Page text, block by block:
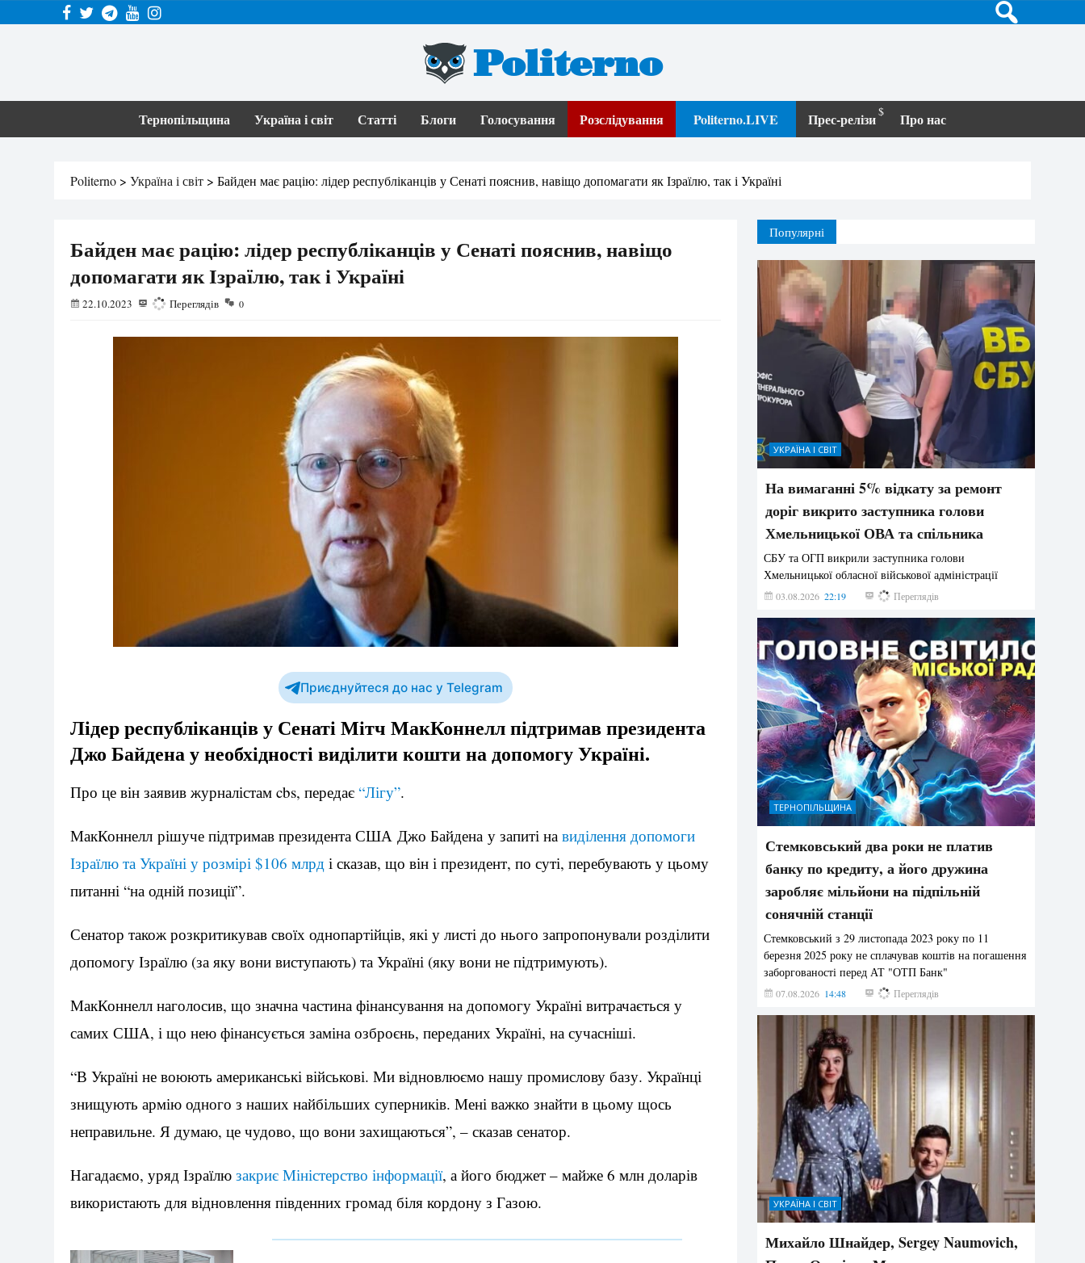
Politerno
Тернопільщина Україна і світ Статті Блоги Голосування Розслідування Politerno.LIVE Прес-релізи Про нас
Politerno > Україна і світ > Байден має рацію: лідер республіканців у Сенаті пояснив, навіщо допомагати як Ізраїлю, так і Україні
Байден має рацію: лідер республіканців у Сенаті пояснив, навіщо
допомагати як Ізраїлю, так і Україні
22.10.2023 624 Переглядів 0
Приєднуйтеся до нас у Telegram
Лідер республіканців у Сенаті Мітч МакКоннелл підтримав президента
Джо Байдена у необхідності виділити кошти на допомогу Україні.
Про це він заявив журналістам cbs, передає “Лігу”.
МакКоннелл рішуче підтримав президента США Джо Байдена у запиті на виділення допомоги
Ізраїлю та Україні у розмірі $106 млрд і сказав, що він і президент, по суті, перебувають у цьому
питанні “на одній позиції”.
Сенатор також розкритикував своїх однопартійців, які у листі до нього запропонували розділити
допомогу Ізраїлю (за яку вони виступають) та Україні (яку вони не підтримують).
МакКоннелл наголосив, що значна частина фінансування на допомогу Україні витрачається у
самих США, і що нею фінансується заміна озброєнь, переданих Україні, на сучасніші.
“В Україні не воюють американські військові. Ми відновлюємо нашу промислову базу. Українці
знищують армію одного з наших найбільших суперників. Мені важко знайти в цьому щось
неправильне. Я думаю, це чудово, що вони захищаються”, – сказав сенатор.
Нагадаємо, уряд Ізраїлю закриє Міністерство інформації, а його бюджет – майже 6 млн доларів
використають для відновлення південних громад біля кордону з Газою.
Популярні
УКРАЇНА І СВІТ
На вимаганні 5% відкату за ремонт
доріг викрито заступника голови
Хмельницької ОВА та спільника
СБУ та ОГП викрили заступника голови
Хмельницької обласної військової адміністрації
03.08.2026 22:19 876 Переглядів
ТЕРНОПІЛЬЩИНА
Стемковський два роки не платив
банку по кредиту, а його дружина
заробляє мільйони на підпільній
сонячній станції
Стемковський з 29 листопада 2023 року по 11
березня 2025 року не сплачував коштів на погашення
заборгованості перед АТ "ОТП Банк"
07.08.2026 14:48 369 Переглядів
УКРАЇНА І СВІТ
Михайло Шнайдер, Sergey Naumovich,